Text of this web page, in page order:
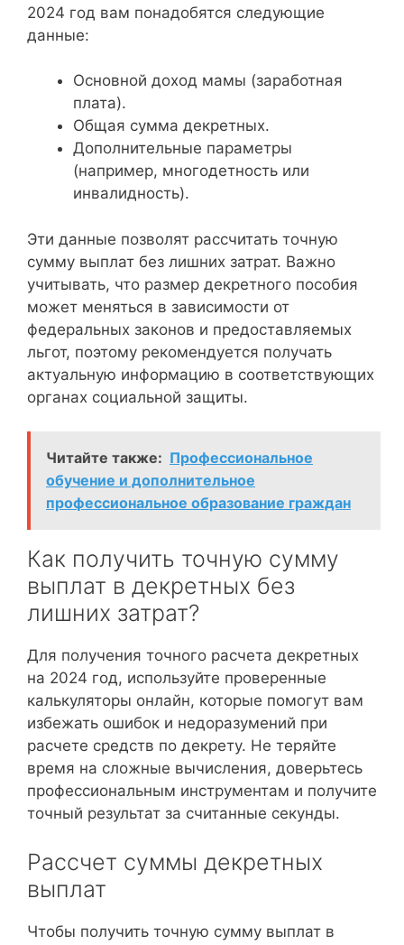
2024 год вам понадобятся следующие
данные:
Основной доход мамы (заработная
плата).
Общая сумма декретных.
Дополнительные параметры
(например, многодетность или
инвалидность).
Эти данные позволят рассчитать точную
сумму выплат без лишних затрат. Важно
учитывать, что размер декретного пособия
может меняться в зависимости от
федеральных законов и предоставляемых
льгот, поэтому рекомендуется получать
актуальную информацию в соответствующих
органах социальной защиты.
Читайте также: Профессиональное
обучение и дополнительное
профессиональное образование граждан
Как получить точную сумму
выплат в декретных без
лишних затрат?
Для получения точного расчета декретных
на 2024 год, используйте проверенные
калькуляторы онлайн, которые помогут вам
избежать ошибок и недоразумений при
расчете средств по декрету. Не теряйте
время на сложные вычисления, доверьтесь
профессиональным инструментам и получите
точный результат за считанные секунды.
Рассчет суммы декретных
выплат
Чтобы получить точную сумму выплат в